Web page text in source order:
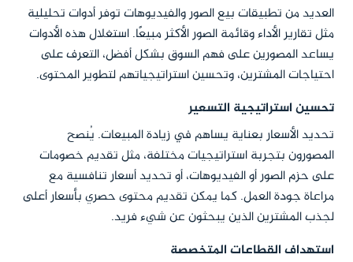
العديد من تطبيقات بيع الصور والفيديوهات توفر أدوات تحليلية
مثل تقارير الأداء وقائمة الصور الأكثر مبيعًا. استغلال هذه الأدوات
يساعد المصورين على فهم السوق بشكل أفضل، التعرف على
احتياجات المشترين، وتحسين استراتيجياتهم لتطوير المحتوى.
تحسين استراتيجية التسعير
تحديد الأسعار بعناية يساهم في زيادة المبيعات. يُنصح
المصورون بتجربة استراتيجيات مختلفة، مثل تقديم خصومات
على حزم الصور أو الفيديوهات، أو تحديد أسعار تنافسية مع
مراعاة جودة العمل. كما يمكن تقديم محتوى حصري بأسعار أعلى
لجذب المشترين الذين يبحثون عن شيء فريد.
استهداف القطاعات المتخصصة